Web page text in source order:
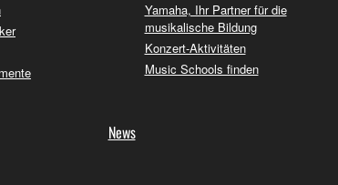
Yamaha, Ihr Partner für die
musikalische Bildung
Konzert-Aktivitäten
Music Schools finden
News